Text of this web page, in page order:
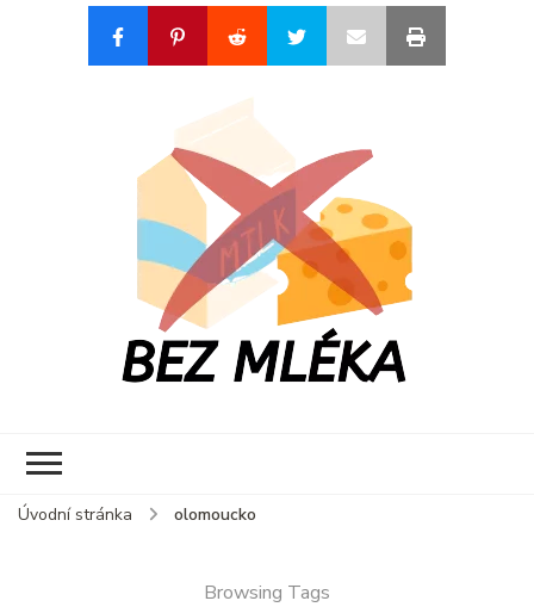
Úvodní stránka olomoucko
Browsing Tags